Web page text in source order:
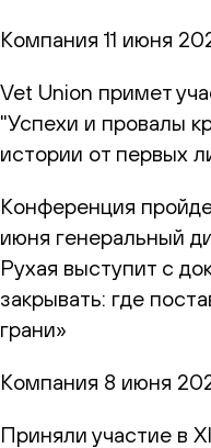
Компания 11 июня
Vet Union примет
"Успехи и провалы
истории от первых
Конференция
июня генеральный
Рухая выступит с
закрывать: где
грани»
Компания 8 июня
Приняли участие в